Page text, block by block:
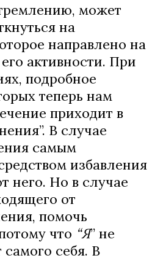
может
на
направлено на
активности. При
подробное
теперь нам
приходит в
В случае
самым
избавления
него. Но в случае
от
помочь
что “Я” не
себя. В